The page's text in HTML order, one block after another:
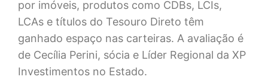
por imóveis, produtos como CDBs, LCIs,
LCAs e títulos do Tesouro Direto têm
ganhado espaço nas carteiras. A avaliação é
de Cecília Perini, sócia e Líder Regional da XP
Investimentos no Estado.